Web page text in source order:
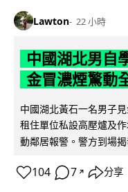
Lawton 22 小時
中國湖北男自
金冒濃煙驚動
中國湖北黃石一名男子
租住單位私設高壓爐及
動鄰居報警。警方到場
104 7 ↗ 分享